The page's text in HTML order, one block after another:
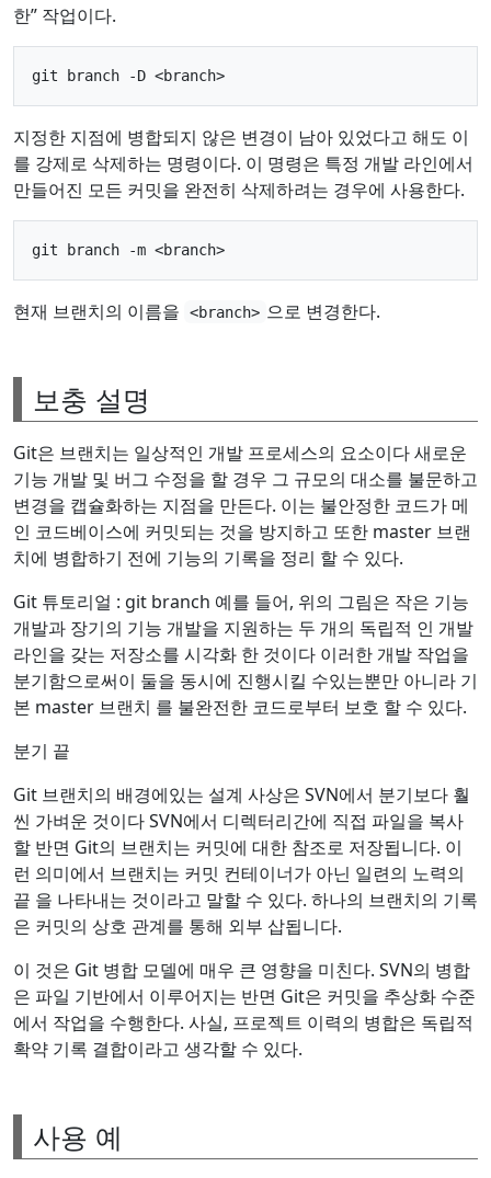
한” 작업이다.
지정한 지점에 병합되지 않은 변경이 남아 있었다고 해도 이
를 강제로 삭제하는 명령이다. 이 명령은 특정 개발 라인에서
만들어진 모든 커밋을 완전히 삭제하려는 경우에 사용한다.
현재 브랜치의 이름을 <branch> 으로 변경한다.
보충 설명
Git은 브랜치는 일상적인 개발 프로세스의 요소이다 새로운
기능 개발 및 버그 수정을 할 경우 그 규모의 대소를 불문하고
변경을 캡슐화하는 지점을 만든다. 이는 불안정한 코드가 메
인 코드베이스에 커밋되는 것을 방지하고 또한 master 브랜
치에 병합하기 전에 기능의 기록을 정리 할 수 ​​있다.
Git 튜토리얼 : git branch 예를 들어, 위의 그림은 작은 기능
개발과 장기의 기능 개발을 지원하는 두 개의 독립적 인 개발
라인을 갖는 저장소를 시각화 한 것이다 이러한 개발 작업을
분기함으로써이 둘을 동시에 진행시킬 수있는뿐만 아니라 기
본 master 브랜치 를 불완전한 코드로부터 보호 할 수 있다.
분기 끝
Git 브랜치의 배경에있는 설계 사상은 SVN에서 분기보다 훨
씬 가벼운 것이다 SVN에서 디렉터리간에 직접 파일을 복사
할 반면 Git의 브랜치는 커밋에 대한 참조로 저장됩니다. 이
런 의미에서 브랜치는 커밋 컨테이너가 아닌 일련의 노력의
끝 을 나타내는 것이라고 말할 수 있다. 하나의 브랜치의 기록
은 커밋의 상호 관계를 통해 외부 삽됩니다.
이 것은 Git 병합 모델에 매우 큰 영향을 미친다. SVN의 병합
은 파일 기반에서 이루어지는 반면 Git은 커밋을 추상화 수준
에서 작업을 수행한다. 사실, 프로젝트 이력의 병합은 독립적
확약 기록 결합이라고 생각할 수 있다.
사용 예